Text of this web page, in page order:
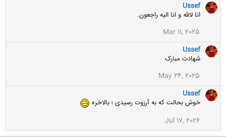
ک
:
Ussef
انا لالله و انا الیه راجعون.
Mar 11, 2025
Ussef
شهادت مبارک
May 24, 2025
Ussef
خوش بحالت که به آرزوت رسیدی ؛ بالاخره
Jul 17, 2026